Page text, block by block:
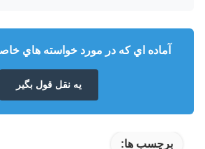
آماده اي که در مورد خواسته هاي
يه نقل قول بگير
برچسب ها: